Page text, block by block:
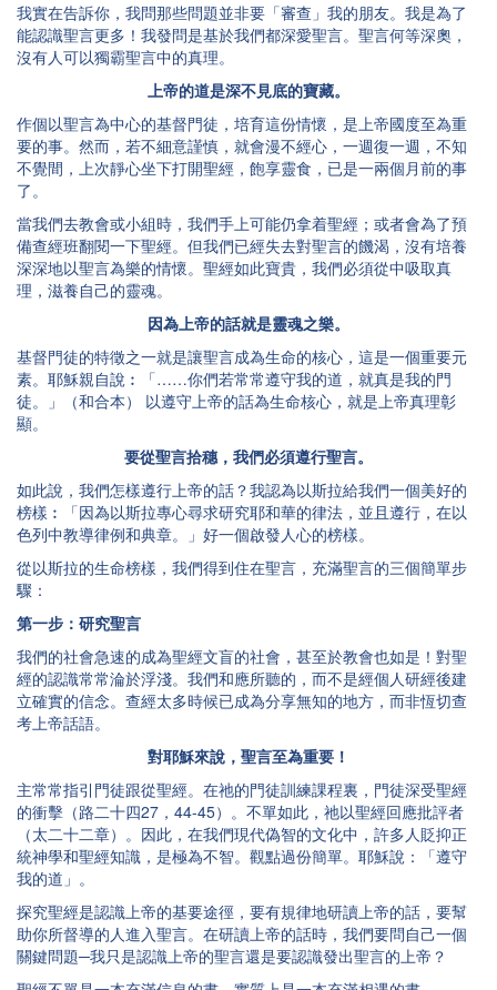
我實在告訴你，我問那些問題並非要「審查」我的朋友。我是為了
能認識聖言更多！我發問是基於我們都深愛聖言。聖言何等深奧，
沒有人可以獨霸聖言中的真理。
上帝的道是深不見底的寶藏。
作個以聖言為中心的基督門徒，培育這份情懷，是上帝國度至為重
要的事。然而，若不細意謹慎，就會漫不經心，一週復一週，不知
不覺間，上次靜心坐下打開聖經，飽享靈食，已是一兩個月前的事
了。
當我們去教會或小組時，我們手上可能仍拿着聖經；或者會為了預
備查經班翻閱一下聖經。但我們已經失去對聖言的饑渴，沒有培養
深深地以聖言為樂的情懷。聖經如此寶貴，我們必須從中吸取真
理，滋養自己的靈魂。
因為上帝的話就是靈魂之樂。
基督門徒的特徵之一就是讓聖言成為生命的核心，這是一個重要元
素。耶穌親自說︰「……你們若常常遵守我的道，就真是我的門
徒。」（和合本） 以遵守上帝的話為生命核心，就是上帝真理彰
顯。
要從聖言拾穗，我們必須遵行聖言。
如此說，我們怎樣遵行上帝的話？我認為以斯拉給我們一個美好的
榜樣︰「因為以斯拉專心尋求研究耶和華的律法，並且遵行，在以
色列中教導律例和典章。」好一個啟發人心的榜樣。
從以斯拉的生命榜樣，我們得到住在聖言，充滿聖言的三個簡單步
驟：
第一步：研究聖言
我們的社會急速的成為聖經文盲的社會，甚至於教會也如是！對聖
經的認識常常淪於浮淺。我們和應所聽的，而不是經個人研經後建
立確實的信念。查經太多時候已成為分享無知的地方，而非恆切查
考上帝話語。
對耶穌來說，聖言至為重要！
主常常指引門徒跟從聖經。在祂的門徒訓練課程裏，門徒深受聖經
的衝擊（路二十四27，44-45）。不單如此，祂以聖經回應批評者
（太二十二章）。因此，在我們現代偽智的文化中，許多人貶抑正
統神學和聖經知識，是極為不智。觀點過份簡單。耶穌說：「遵守
我的道」。
探究聖經是認識上帝的基要途徑，要有規律地研讀上帝的話，要幫
助你所督導的人進入聖言。在研讀上帝的話時，我們要問自己一個
關鍵問題─我只是認識上帝的聖言還是要認識發出聖言的上帝？